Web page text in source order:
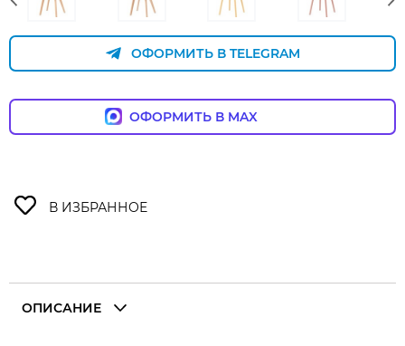
ОФОРМИТЬ В TELEGRAM
ОФОРМИТЬ В MAX
ОПИСАНИЕ